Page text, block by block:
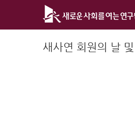
새사연 회원의 날